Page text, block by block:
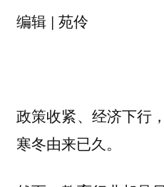
编辑 | 苑伶
政策收紧、经济下行
寒冬由来已久。